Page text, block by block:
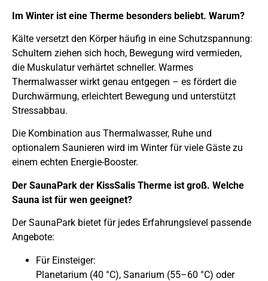
Im Winter ist eine Therme besonders beliebt. Warum?
Kälte versetzt den Körper häufig in eine Schutzspannung:
Schultern ziehen sich hoch, Bewegung wird vermieden,
die Muskulatur verhärtet schneller. Warmes
Thermalwasser wirkt genau entgegen – es fördert die
Durchwärmung, erleichtert Bewegung und unterstützt
Stressabbau.
Die Kombination aus Thermalwasser, Ruhe und
optionalem Saunieren wird im Winter für viele Gäste zu
einem echten Energie-Booster.
Der SaunaPark der KissSalis Therme ist groß. Welche
Sauna ist für wen geeignet?
Der SaunaPark bietet für jedes Erfahrungslevel passende
Angebote:
Für Einsteiger:
Planetarium (40 °C), Sanarium (55–60 °C) oder